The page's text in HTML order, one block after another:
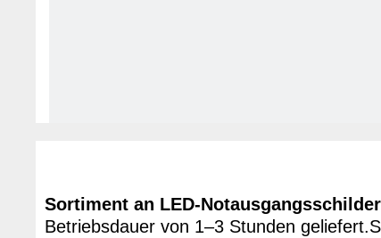
Sortiment an LED-
Betriebsdauer von 1–3 Stunden